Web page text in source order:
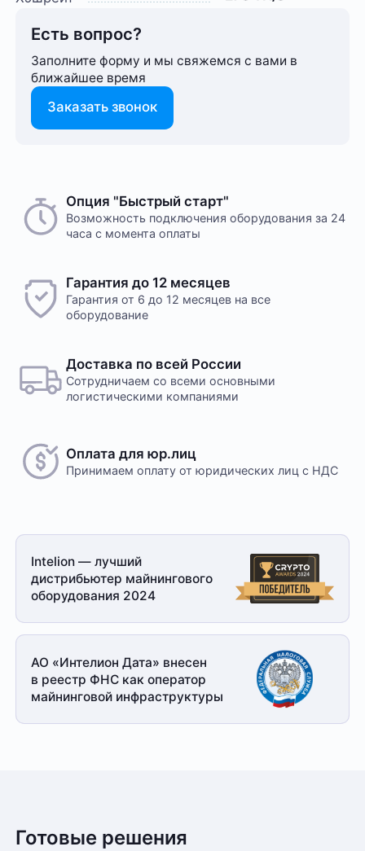
Есть вопрос?
Заполните форму и мы свяжемся с вами в
ближайшее время
Заказать звонок
Опция "Быстрый старт"
Возможность подключения оборудования за 24
часа с момента оплаты
Гарантия до 12 месяцев
Гарантия от 6 до 12 месяцев на все
оборудование
Доставка по всей России
Сотрудничаем со всеми основными
логистическими компаниями
Оплата для юр.лиц
Принимаем оплату от юридических лиц с НДС
Intelion — лучший
дистрибьютер майнингового
оборудования 2024
АО «Интелион Дата» внесен
в реестр ФНС как оператор
майнинговой инфраструктуры
Готовые решения